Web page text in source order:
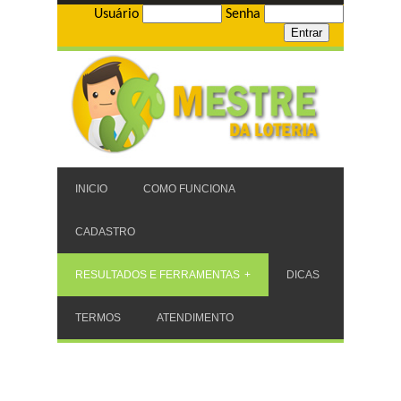
Usuário Senha
INICIO COMO FUNCIONA
CADASTRO
RESULTADOS E FERRAMENTAS DICAS
TERMOS ATENDIMENTO